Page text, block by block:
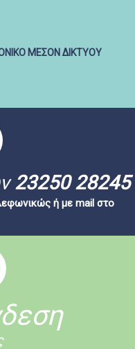
ΜΕΣΟΝ ΔΙΚΤΥΟΥ
23250 28245
ή με mail στο